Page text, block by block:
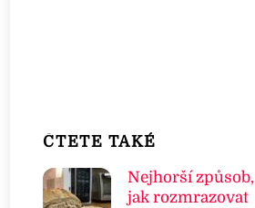
ČTETE TAKÉ
Nejhorší způsob,
jak rozmrazovat